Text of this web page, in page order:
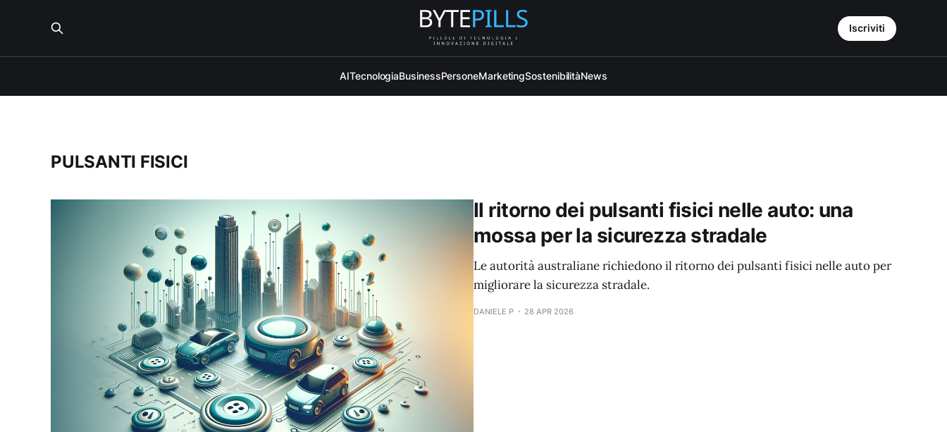
AITecnologiaBusinessPersoneMarketingSostenibilitàNews
Iscriviti
PULSANTI FISICI
Il ritorno dei pulsanti fisici nelle auto: una
mossa per la sicurezza stradale
Le autorità australiane richiedono il ritorno dei pulsanti fisici nelle auto per
migliorare la sicurezza stradale.
DANIELE P 28 APR 2026